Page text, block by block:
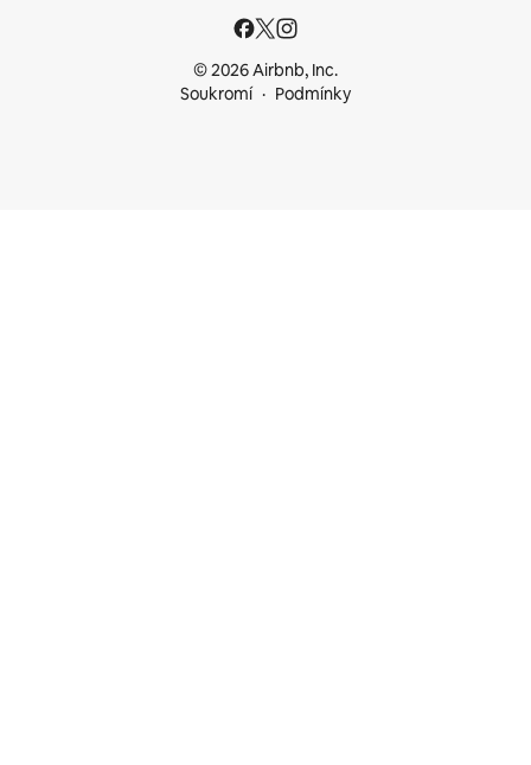
© 2026 Airbnb, Inc.
Soukromí
Podmínky